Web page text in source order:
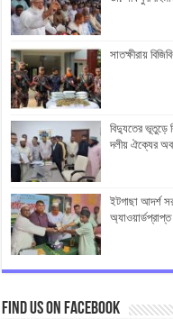
সাতক্ষীরায়
বিদ্যুতের ভূতুড়ে
দলীয় ঐক্যের
ইটগাছা আদর্শ
অ্যাওয়ার্ডপ্রাপ্ত
Find us on Facebook